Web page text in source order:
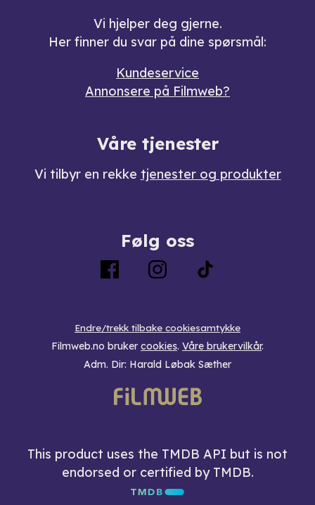
Vi hjelper deg gjerne.
Her finner du svar på dine spørsmål:
Kundeservice
Annonsere på Filmweb?
Våre tjenester
Vi tilbyr en rekke tjenester og produkter
Følg oss
Endre/trekk tilbake cookiesamtykke
Filmweb.no bruker cookies. Våre brukervilkår.
Adm. Dir: Harald Løbak Sæther
This product uses the TMDB API but is not
endorsed or certified by TMDB.